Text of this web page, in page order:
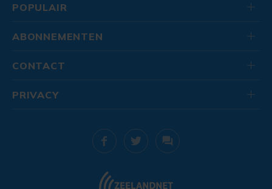
POPULAIR
ABONNEMENTEN
CONTACT
PRIVACY